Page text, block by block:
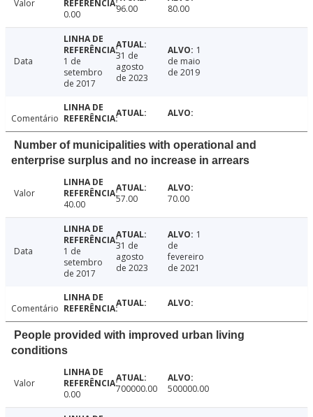
Valor
0.00
96.00 80.00
Data
1 de
setembro
de 2017
31 de
agosto
de 2023
1
de maio
de 2019
Comentário
Number of municipalities with operational and
enterprise surplus and no increase in arrears
Valor
40.00
57.00 70.00
Data
1 de
setembro
de 2017
31 de
agosto
de 2023
1
de
fevereiro
de 2021
Comentário
People provided with improved urban living
conditions
Valor
0.00
700000.00 500000.00